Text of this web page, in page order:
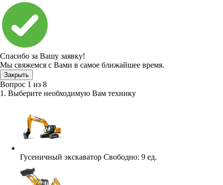
Спасибо за Вашу заявку!
Мы свяжемся с Вами в самое ближайшее время.
Закрыть
Вопрос 1 из 8
1. Выберите необходимую Вам технику
Гусеничный экскаватор Свободно: 9 ед.